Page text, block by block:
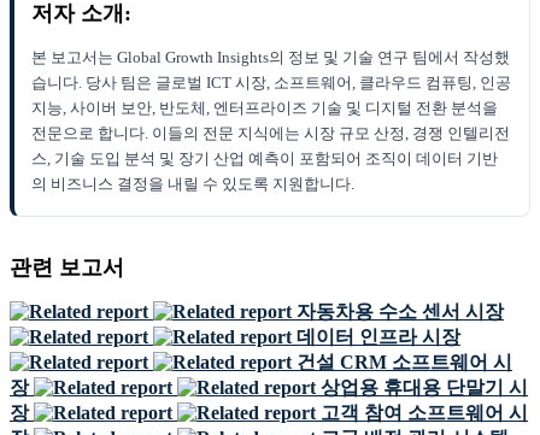
저자 소개:
본 보고서는 Global Growth Insights의 정보 및 기술 연구 팀에서 작성했
습니다. 당사 팀은 글로벌 ICT 시장, 소프트웨어, 클라우드 컴퓨팅, 인공
지능, 사이버 보안, 반도체, 엔터프라이즈 기술 및 디지털 전환 분석을
전문으로 합니다. 이들의 전문 지식에는 시장 규모 산정, 경쟁 인텔리전
스, 기술 도입 분석 및 장기 산업 예측이 포함되어 조직이 데이터 기반
의 비즈니스 결정을 내릴 수 있도록 지원합니다.
관련 보고서
자동차용 수소 센서 시장
데이터 인프라 시장
건설 CRM 소프트웨어 시
장
상업용 휴대용 단말기 시
장
고객 참여 소프트웨어 시